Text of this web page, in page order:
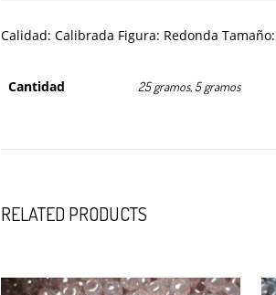
Calidad: Calibrada Figura: Redonda
Cantidad 25 gramos, 5 gramos
RELATED PRODUCTS